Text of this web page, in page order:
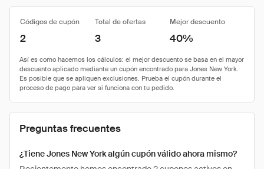
Códigos de cupón Total de ofertas Mejor descuento
2 3 40%
Preguntas frecuentes
¿Tiene Jones New York algún cupón válido ahora mismo?